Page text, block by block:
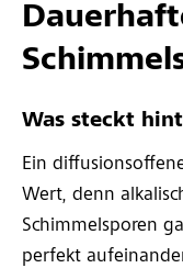
Was steckt
Ein
Wert, denn
Schimmelsporen
perfekt